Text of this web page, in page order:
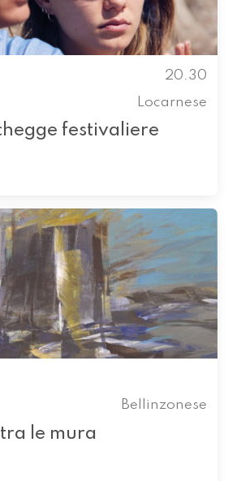
20.30
Locarnese
festivaliere
Bellinzonese
le mura